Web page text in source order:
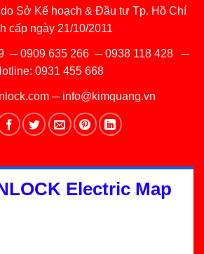
do Sở Kế hoạch & Đầu tư Tp. Hồ Chí
cấp ngày 21/10/2011
─0909 635 266─0938 118 428─
0931 455 668
─ info@kimquang.vn
Electric Map